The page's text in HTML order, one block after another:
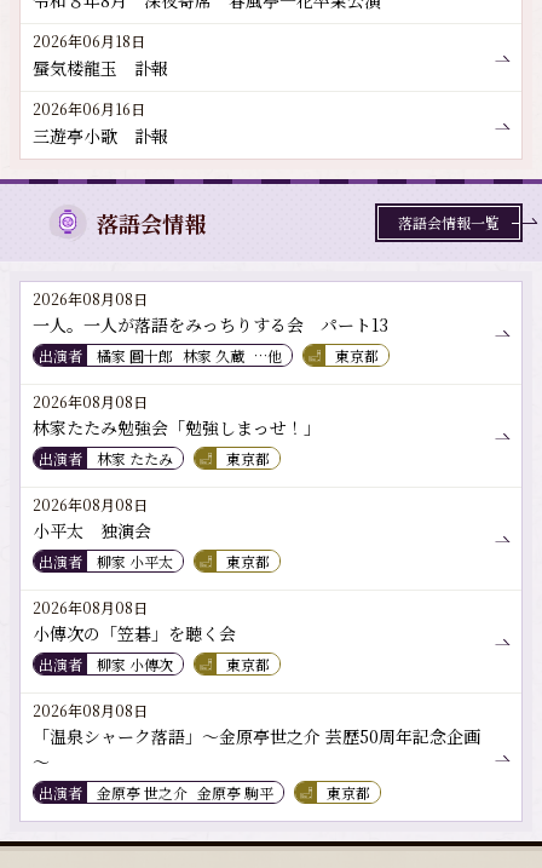
2026年06月18日
蜃気楼龍玉 訃報
2026年06月16日
三遊亭小歌 訃報
落語会情報
2026年08月08日
一人。一人が落語をみっちりする会 パート13
出演者 橘家 圓十郎 林家 久蔵 …他 東京都
2026年08月08日
林家たたみ勉強会「勉強しまっせ！」
出演者 林家 たたみ 東京都
2026年08月08日
小平太 独演会
出演者 柳家 小平太 東京都
2026年08月08日
小傳次の「笠碁」を聴く会
出演者 柳家 小傳次 東京都
2026年08月08日
「温泉シャーク落語」～金原亭世之介 芸歴50周年記念企画
～
出演者 金原亭 世之介 金原亭 駒平 東京都
落語会情報一覧